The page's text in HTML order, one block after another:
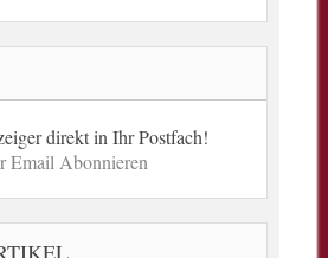
direkt in Ihr Postfach!
Email Abonnieren